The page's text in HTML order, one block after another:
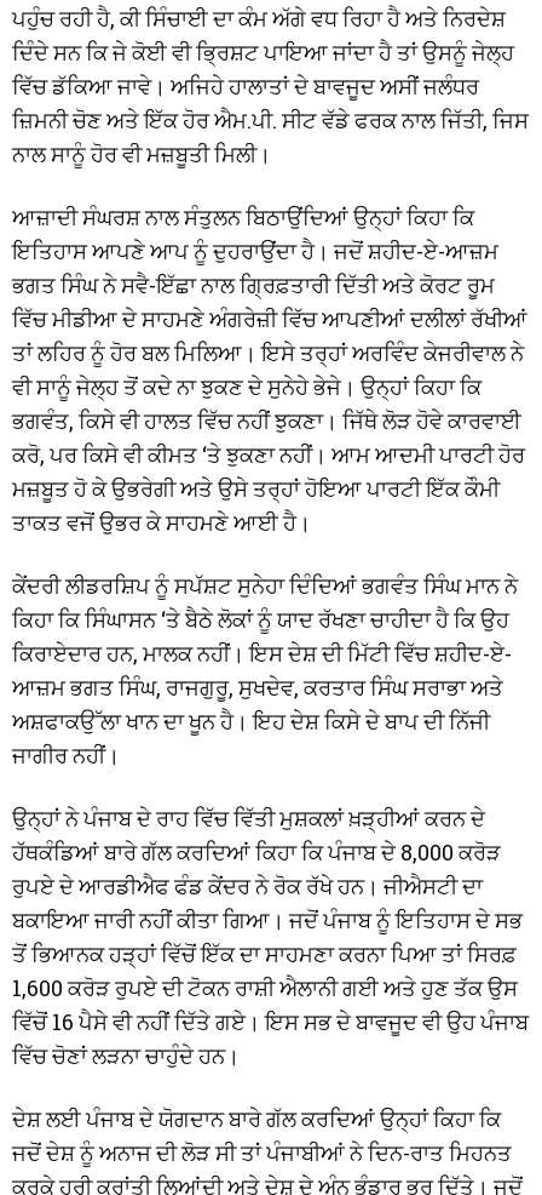
ਪਹੁੰਚ ਰਹੀ ਹੈ, ਕੀ ਸਿੰਚਾਈ ਦਾ ਕੰਮ ਅੱਗੇ ਵਧ ਰਿਹਾ ਹੈ ਅਤੇ ਨਿਰਦੇਸ਼
ਦਿੰਦੇ ਸਨ ਕਿ ਜੇ ਕੋਈ ਵੀ ਭ੍ਰਿਸ਼ਟ ਪਾਇਆ ਜਾਂਦਾ ਹੈ ਤਾਂ ਉਸਨੂੰ ਜੇਲ੍ਹ
ਵਿੱਚ ਡੱਕਿਆ ਜਾਵੇ। ਅਜਿਹੇ ਹਾਲਾਤਾਂ ਦੇ ਬਾਵਜੂਦ ਅਸੀਂ ਜਲੰਧਰ
ਜ਼ਿਮਨੀ ਚੋਣ ਅਤੇ ਇੱਕ ਹੋਰ ਐਮ.ਪੀ. ਸੀਟ ਵੱਡੇ ਫਰਕ ਨਾਲ ਜਿੱਤੀ, ਜਿਸ
ਨਾਲ ਸਾਨੂੰ ਹੋਰ ਵੀ ਮਜ਼ਬੂਤੀ ਮਿਲੀ।
ਆਜ਼ਾਦੀ ਸੰਘਰਸ਼ ਨਾਲ ਸੰਤੁਲਨ ਬਿਠਾਉਂਦਿਆਂ ਉਨ੍ਹਾਂ ਕਿਹਾ ਕਿ
ਇਤਿਹਾਸ ਆਪਣੇ ਆਪ ਨੂੰ ਦੁਹਰਾਉਂਦਾ ਹੈ। ਜਦੋਂ ਸ਼ਹੀਦ-ਏ-ਆਜ਼ਮ
ਭਗਤ ਸਿੰਘ ਨੇ ਸਵੈ-ਇੱਛਾ ਨਾਲ ਗ੍ਰਿਫ਼ਤਾਰੀ ਦਿੱਤੀ ਅਤੇ ਕੋਰਟ ਰੂਮ
ਵਿੱਚ ਮੀਡੀਆ ਦੇ ਸਾਹਮਣੇ ਅੰਗਰੇਜ਼ੀ ਵਿੱਚ ਆਪਣੀਆਂ ਦਲੀਲਾਂ ਰੱਖੀਆਂ
ਤਾਂ ਲਹਿਰ ਨੂੰ ਹੋਰ ਬਲ ਮਿਲਿਆ। ਇਸੇ ਤਰ੍ਹਾਂ ਅਰਵਿੰਦ ਕੇਜਰੀਵਾਲ ਨੇ
ਵੀ ਸਾਨੂੰ ਜੇਲ੍ਹ ਤੋਂ ਕਦੇ ਨਾ ਝੁਕਣ ਦੇ ਸੁਨੇਹੇ ਭੇਜੇ। ਉਨ੍ਹਾਂ ਕਿਹਾ ਕਿ
ਭਗਵੰਤ, ਕਿਸੇ ਵੀ ਹਾਲਤ ਵਿੱਚ ਨਹੀਂ ਝੁਕਣਾ। ਜਿੱਥੇ ਲੋੜ ਹੋਵੇ ਕਾਰਵਾਈ
ਕਰੋ, ਪਰ ਕਿਸੇ ਵੀ ਕੀਮਤ ‘ਤੇ ਝੁਕਣਾ ਨਹੀਂ। ਆਮ ਆਦਮੀ ਪਾਰਟੀ ਹੋਰ
ਮਜ਼ਬੂਤ ਹੋ ਕੇ ਉਭਰੇਗੀ ਅਤੇ ਉਸੇ ਤਰ੍ਹਾਂ ਹੋਇਆ ਪਾਰਟੀ ਇੱਕ ਕੌਮੀ
ਤਾਕਤ ਵਜੋਂ ਉਭਰ ਕੇ ਸਾਹਮਣੇ ਆਈ ਹੈ।
ਕੇਂਦਰੀ ਲੀਡਰਸ਼ਿਪ ਨੂੰ ਸਪੱਸ਼ਟ ਸੁਨੇਹਾ ਦਿੰਦਿਆਂ ਭਗਵੰਤ ਸਿੰਘ ਮਾਨ ਨੇ
ਕਿਹਾ ਕਿ ਸਿੰਘਾਸਨ ‘ਤੇ ਬੈਠੇ ਲੋਕਾਂ ਨੂੰ ਯਾਦ ਰੱਖਣਾ ਚਾਹੀਦਾ ਹੈ ਕਿ ਉਹ
ਕਿਰਾਏਦਾਰ ਹਨ, ਮਾਲਕ ਨਹੀਂ। ਇਸ ਦੇਸ਼ ਦੀ ਮਿੱਟੀ ਵਿੱਚ ਸ਼ਹੀਦ-ਏ-
ਆਜ਼ਮ ਭਗਤ ਸਿੰਘ, ਰਾਜਗੁਰੂ, ਸੁਖਦੇਵ, ਕਰਤਾਰ ਸਿੰਘ ਸਰਾਭਾ ਅਤੇ
ਅਸ਼ਫਾਕਉੱਲਾ ਖਾਨ ਦਾ ਖੂਨ ਹੈ। ਇਹ ਦੇਸ਼ ਕਿਸੇ ਦੇ ਬਾਪ ਦੀ ਨਿੱਜੀ
ਜਾਗੀਰ ਨਹੀਂ।
ਉਨ੍ਹਾਂ ਨੇ ਪੰਜਾਬ ਦੇ ਰਾਹ ਵਿੱਚ ਵਿੱਤੀ ਮੁਸ਼ਕਲਾਂ ਖ਼ੜ੍ਹੀਆਂ ਕਰਨ ਦੇ
ਹੱਥਕੰਡਿਆਂ ਬਾਰੇ ਗੱਲ ਕਰਦਿਆਂ ਕਿਹਾ ਕਿ ਪੰਜਾਬ ਦੇ 8,000 ਕਰੋੜ
ਰੁਪਏ ਦੇ ਆਰਡੀਐਫ ਫੰਡ ਕੇਂਦਰ ਨੇ ਰੋਕ ਰੱਖੇ ਹਨ। ਜੀਐਸਟੀ ਦਾ
ਬਕਾਇਆ ਜਾਰੀ ਨਹੀਂ ਕੀਤਾ ਗਿਆ। ਜਦੋਂ ਪੰਜਾਬ ਨੂੰ ਇਤਿਹਾਸ ਦੇ ਸਭ
ਤੋਂ ਭਿਆਨਕ ਹੜ੍ਹਾਂ ਵਿੱਚੋਂ ਇੱਕ ਦਾ ਸਾਹਮਣਾ ਕਰਨਾ ਪਿਆ ਤਾਂ ਸਿਰਫ਼
1,600 ਕਰੋੜ ਰੁਪਏ ਦੀ ਟੋਕਨ ਰਾਸ਼ੀ ਐਲਾਨੀ ਗਈ ਅਤੇ ਹੁਣ ਤੱਕ ਉਸ
ਵਿੱਚੋਂ 16 ਪੈਸੇ ਵੀ ਨਹੀਂ ਦਿੱਤੇ ਗਏ। ਇਸ ਸਭ ਦੇ ਬਾਵਜੂਦ ਵੀ ਉਹ ਪੰਜਾਬ
ਵਿੱਚ ਚੋਣਾਂ ਲੜਨਾ ਚਾਹੁੰਦੇ ਹਨ।
ਦੇਸ਼ ਲਈ ਪੰਜਾਬ ਦੇ ਯੋਗਦਾਨ ਬਾਰੇ ਗੱਲ ਕਰਦਿਆਂ ਉਨ੍ਹਾਂ ਕਿਹਾ ਕਿ
ਜਦੋਂ ਦੇਸ਼ ਨੂੰ ਅਨਾਜ ਦੀ ਲੋੜ ਸੀ ਤਾਂ ਪੰਜਾਬੀਆਂ ਨੇ ਦਿਨ-ਰਾਤ ਮਿਹਨਤ
ਕਰਕੇ ਹਰੀ ਕ੍ਰਾਂਤੀ ਲਿਆਂਦੀ ਅਤੇ ਦੇਸ਼ ਦੇ ਅੰਨ ਭੰਡਾਰ ਭਰ ਦਿੱਤੇ। ਜਦੋਂ